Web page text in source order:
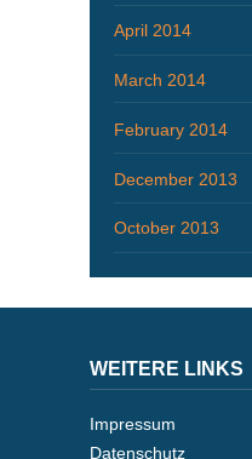
April 2014
March 2014
February 2014
December 2013
October 2013
WEITERE LINKS
Impressum
Datenschutz